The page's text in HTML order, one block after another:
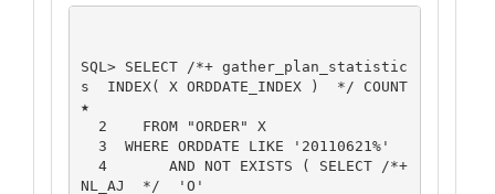
SQL> SELECT /*+ gather_plan_statistic
s  INDEX( X ORDDATE_INDEX )  */ COUNT
★
NL_AJ  */  'O'